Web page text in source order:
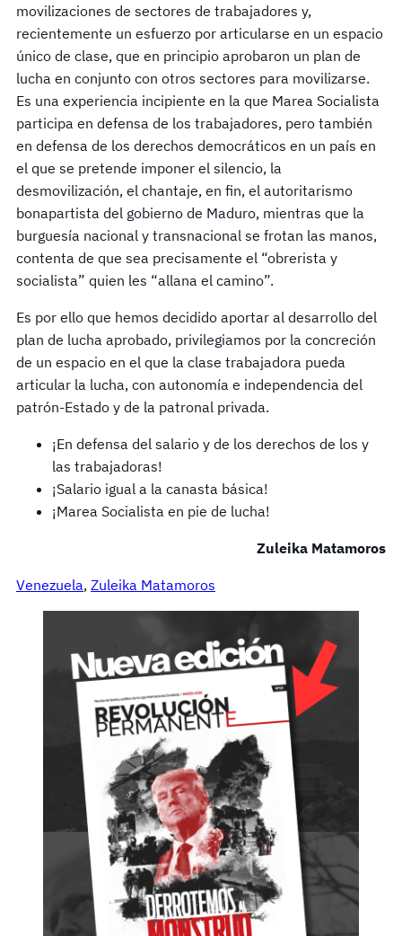
movilizaciones de sectores de trabajadores y,
recientemente un esfuerzo por articularse en un espacio
único de clase, que en principio aprobaron un plan de
lucha en conjunto con otros sectores para movilizarse.
Es una experiencia incipiente en la que Marea Socialista
participa en defensa de los trabajadores, pero también
en defensa de los derechos democráticos en un país en
el que se pretende imponer el silencio, la
desmovilización, el chantaje, en fin, el autoritarismo
bonapartista del gobierno de Maduro, mientras que la
burguesía nacional y transnacional se frotan las manos,
contenta de que sea precisamente el “obrerista y
socialista” quien les “allana el camino”.
Es por ello que hemos decidido aportar al desarrollo del
plan de lucha aprobado, privilegiamos por la concreción
de un espacio en el que la clase trabajadora pueda
articular la lucha, con autonomía e independencia del
patrón-Estado y de la patronal privada.
¡En defensa del salario y de los derechos de los y
las trabajadoras!
¡Salario igual a la canasta básica!
¡Marea Socialista en pie de lucha!
Zuleika Matamoros
Venezuela, Zuleika Matamoros